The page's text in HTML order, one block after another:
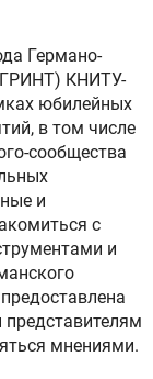
Германо-
КНИТУ-
юбилейных
в том числе
сообщества
и
с
и
мнениями.